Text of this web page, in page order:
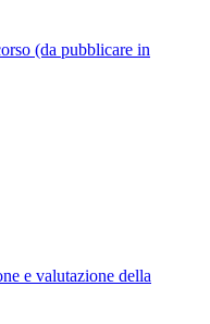
(da pubblicare in
e valutazione della